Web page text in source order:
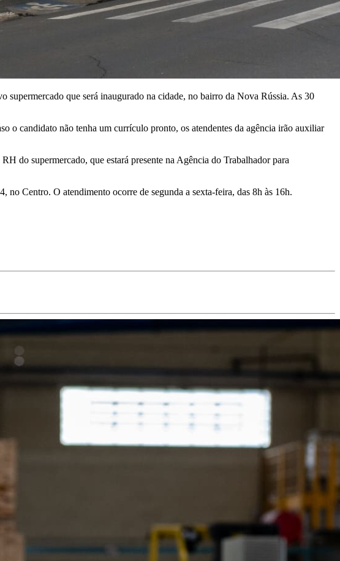
supermercado que será inaugurado na cidade, no bairro da Nova Rússia. As 30
o candidato não tenha um currículo pronto, os atendentes da agência irão auxiliar
do supermercado, que estará presente na Agência do Trabalhador para
no Centro. O atendimento ocorre de segunda a sexta-feira, das 8h às 16h.